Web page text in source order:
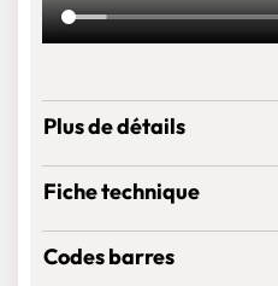
Plus de détails
Fiche technique
Codes barres